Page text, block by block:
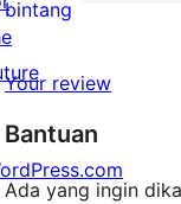
bintang
0
ulasan
1-
bintang
Your review
Bantuan
Ada yang ingin